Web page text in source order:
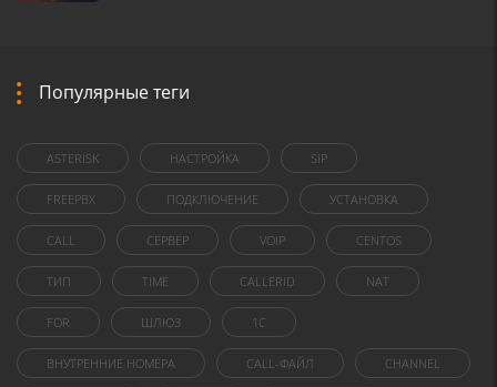
Популярные теги
ASTERISK НАСТРОЙКА SIP
FREEPBX ПОДКЛЮЧЕНИЕ УСТАНОВКА
CALL СЕРВЕР VOIP CENTOS
ТИП TIME CALLERID NAT
FOR ШЛЮЗ 1C
ВНУТРЕННИЕ НОМЕРА CALL-ФАЙЛ CHANNEL